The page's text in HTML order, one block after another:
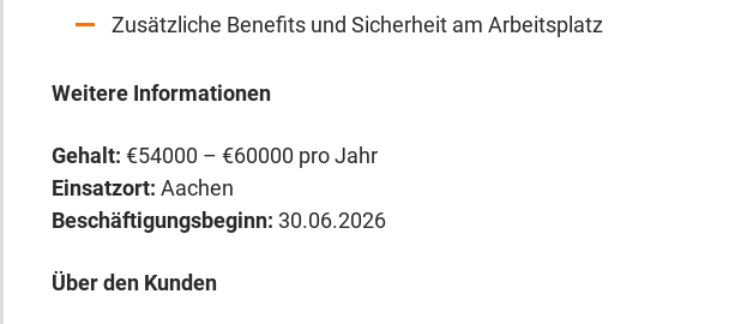
Zusätzliche Benefits und Sicherheit am Arbeitsplatz
Weitere Informationen
Gehalt: €54000 – €60000 pro Jahr
Einsatzort: Aachen
Beschäftigungsbeginn: 30.06.2026
Über den Kunden